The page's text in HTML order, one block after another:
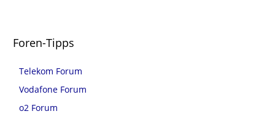
Foren-Tipps
Telekom Forum
Vodafone Forum
o2 Forum